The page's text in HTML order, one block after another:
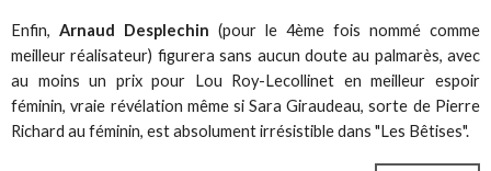
Enfin,Arnaud Desplechin (pour le 4ème fois nommé comme
meilleur réalisateur) figurera sans aucun doute au palmarès, avec
au moins un prix pour Lou Roy-Lecollinet en meilleur espoir
féminin, vraie révélation même si Sara Giraudeau, sorte de Pierre
Richard au féminin, est absolument irrésistible dans "Les Bêtises".